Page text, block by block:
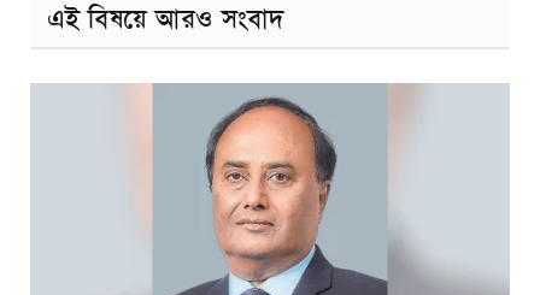
এই বিষয়ে আরও সংবাদ